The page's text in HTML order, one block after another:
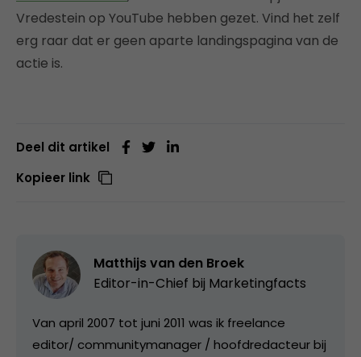
Vredestein op YouTube hebben gezet. Vind het zelf
erg raar dat er geen aparte landingspagina van de
actie is.
Deel dit artikel
Kopieer link
Matthijs van den Broek
Editor-in-Chief bij Marketingfacts
Van april 2007 tot juni 2011 was ik freelance
editor/ communitymanager / hoofdredacteur bij